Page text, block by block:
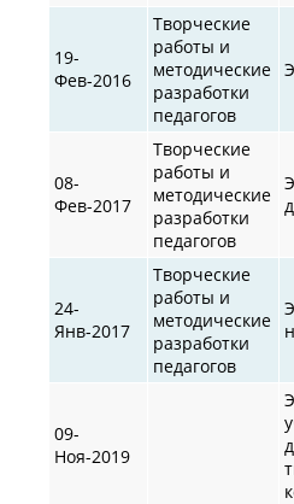
19-
Фев-2016
Творческие
работы и
методические
разработки
педагогов
08-
Фев-2017
Творческие
работы и
методические
разработки
педагогов
24-
Янв-2017
Творческие
работы и
методические
разработки
педагогов
09-
Ноя-2019